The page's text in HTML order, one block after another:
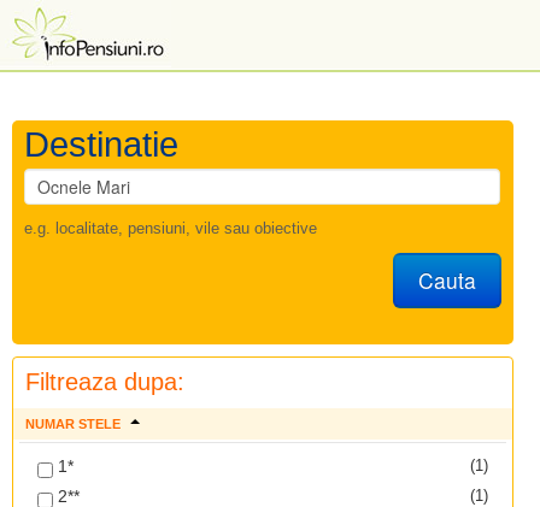
Destinatie
e.g. localitate, pensiuni, vile sau obiective
Cauta
Filtreaza dupa:
NUMAR STELE
(1)
1*
(1)
2**